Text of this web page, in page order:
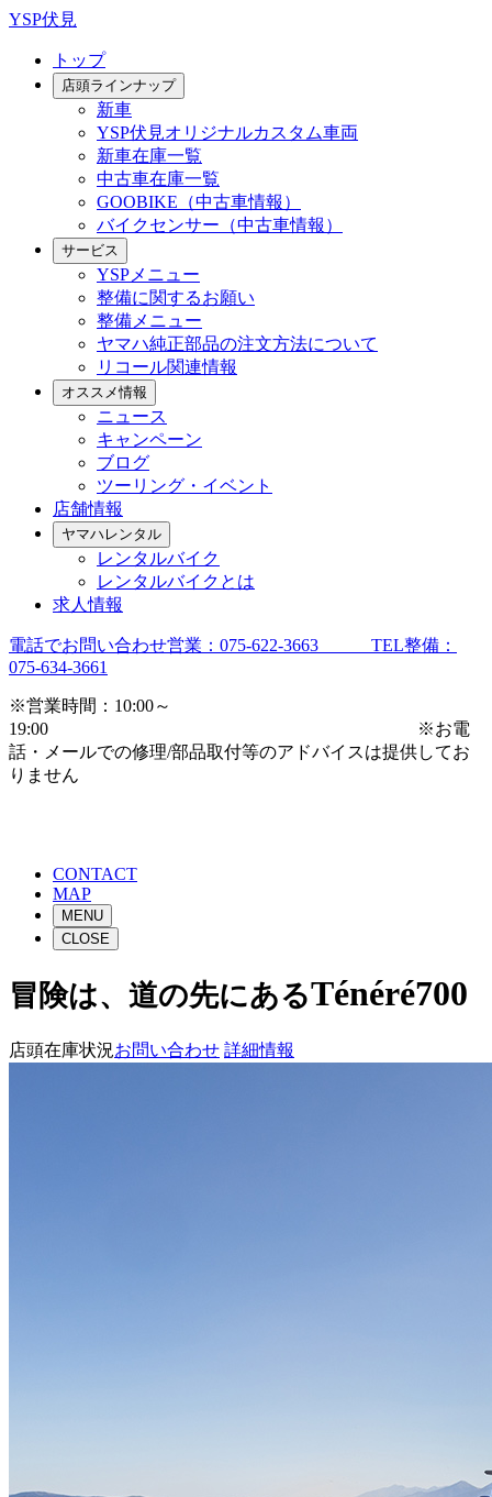
YSP伏見
トップ
店頭ラインナップ
新車
YSP伏見オリジナルカスタム車両
新車在庫一覧
中古車在庫一覧
GOOBIKE（中古車情報）
バイクセンサー（中古車情報）
サービス
YSPメニュー
整備に関するお願い
整備メニュー
ヤマハ純正部品の注文方法について
リコール関連情報
オススメ情報
ニュース
キャンペーン
ブログ
ツーリング・イベント
店舗情報
ヤマハレンタル
レンタルバイク
レンタルバイクとは
求人情報
電話でお問い合わせ営業：075-622-3663 TEL整備：
075-634-3661
※営業時間：10:00～
19:00 ※お電
話・メールでの修理/部品取付等のアドバイスは提供してお
りません
CONTACT
MAP
MENU
CLOSE
冒険は、道の先にあるTénéré700
店頭在庫状況お問い合わせ 詳細情報